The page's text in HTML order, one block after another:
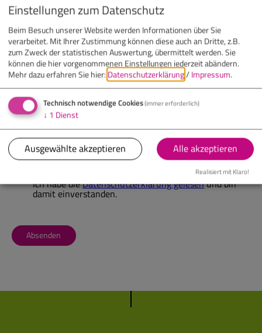
E-Mail
Nachricht(optional)
Ich habe dieDatenschutzerklärung gelesenund bin
damit einverstanden.
Absenden
Einstellungen zum Datenschutz
Beim Besuch unserer Website werden Informationen über Sie
verarbeitet. Mit Ihrer Zustimmung können diese auch an Dritte, z.B.
zum Zweck der statistischen Auswertung, übermittelt werden. Sie
können die hier vorgenommenen Einstellungen jederzeit abändern.
Mehr dazu erfahren Sie hier:Datenschutzerklärung/Impressum.
Technisch notwendige Cookies(immer erforderlich)
↓ 1 Dienst
Ausgewählte akzeptieren Alle akzeptieren
Realisiert mit Klaro!